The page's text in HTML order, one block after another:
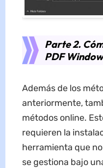
Parte 2.
PDF
Además de los
anteriormente,
métodos online.
requieren la
herramienta que
se gestiona bajo